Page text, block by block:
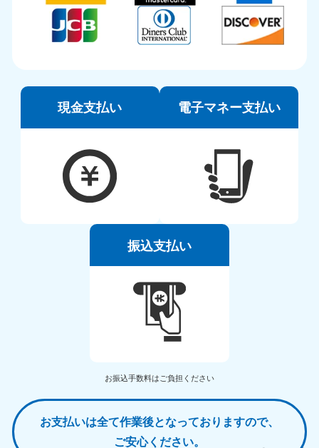
現金支払い 電子マネー支払い
振込支払い
お振込手数料はご負担ください
お支払いは全て作業後となっておりますので、
ご安心ください。